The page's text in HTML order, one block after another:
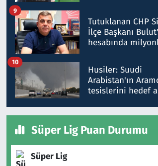
düşürüldüğü"
yalanladı
Tutuklanan CHP
İlçe Başkanı
hesabında
talimat verdi, ben
gönderdim
9
Husiler: Suudi
Arabistan'ın
tesislerini hedef
10
Süper Lig Puan Durumu
Süper Lig